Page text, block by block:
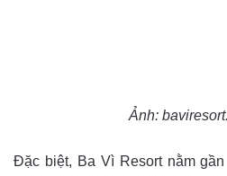
Ảnh:
Đặc biệt, Ba Vì Resort nằm